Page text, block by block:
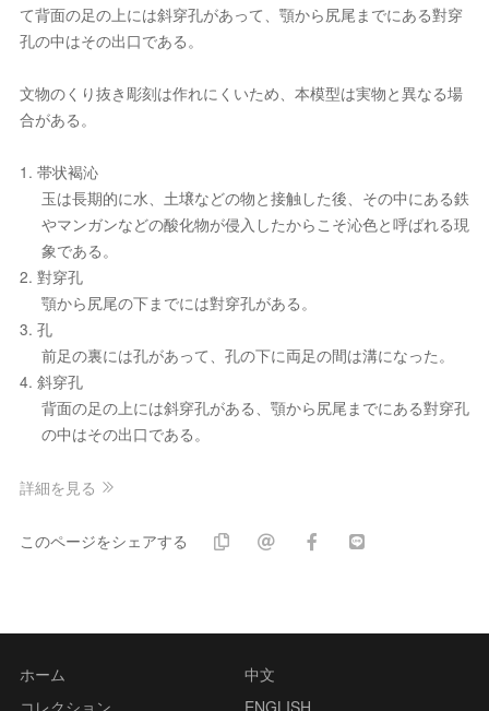
て背面の足の上には斜穿孔があって、顎から尻尾までにある對穿
孔の中はその出口である。
文物のくり抜き彫刻は作れにくいため、本模型は実物と異なる場
合がある。
1. 帯状褐沁
玉は長期的に水、土壌などの物と接触した後、その中にある鉄
やマンガンなどの酸化物が侵入したからこそ沁色と呼ばれる現
象である。
2. 對穿孔
顎から尻尾の下までには對穿孔がある。
3. 孔
前足の裏には孔があって、孔の下に両足の間は溝になった。
4. 斜穿孔
背面の足の上には斜穿孔がある、顎から尻尾までにある對穿孔
の中はその出口である。
詳細を見る
このページをシェアする
ホーム
中文